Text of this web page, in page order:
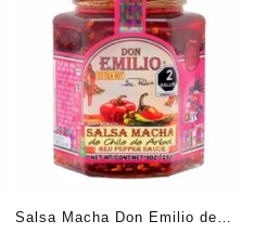
hasta
$39.00
Salsa Macha Don Emilio de